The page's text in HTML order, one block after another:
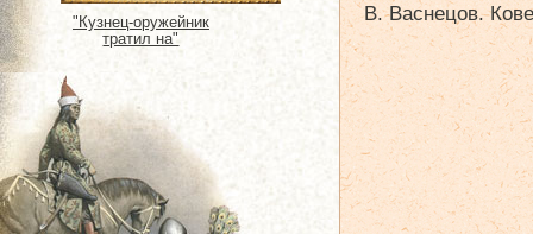
"Кузнец-оружейник
тратил на"
В. Васнецов.